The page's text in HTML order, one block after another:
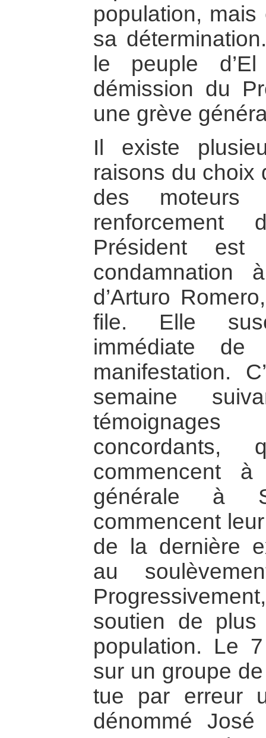
population,
sa
le peuple
démission du
une grève
Il existe
raisons du choix
des moteurs
renforcement
Président est
d’Arturo
file. Elle
immédiate
manifestation.
semaine
concordants,
commencent
générale à
commencent
de la dernière
au
soutien de
population. Le
sur un groupe
tue par erreur
dénommé